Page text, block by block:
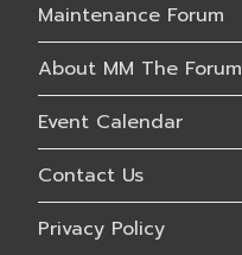
Maintenance Forum
About MM The Forum
Event Calendar
Contact Us
Privacy Policy